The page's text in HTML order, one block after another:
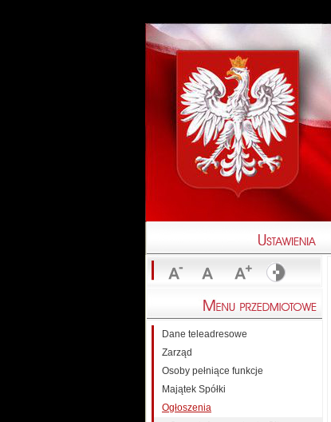
Dane teleadresowe
Zarząd
Osoby pełniące funkcje
Majątek Spółki
Ogłoszenia